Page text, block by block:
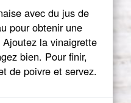
avec du jus de
pour obtenir une
la vinaigrette
bien. Pour finir,
de poivre et servez.